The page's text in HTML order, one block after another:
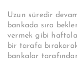
Uzun süredir
bankada sıra
vermek gibi
bir tarafa
bankalar